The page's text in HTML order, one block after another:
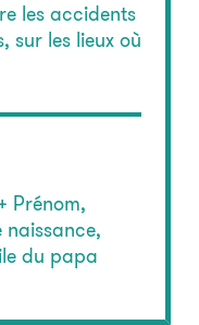
les accidents
sur les lieux où
Prénom,
du papa